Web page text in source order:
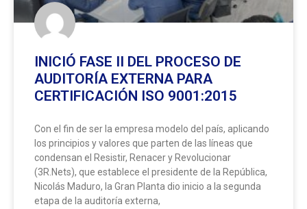
INICIÓ FASE II DEL PROCESO DE
AUDITORÍA EXTERNA PARA
CERTIFICACIÓN ISO 9001:2015
Con el fin de ser la empresa modelo del país, aplicando
los principios y valores que parten de las líneas que
condensan el Resistir, Renacer y Revolucionar
(3R.Nets), que establece el presidente de la República,
Nicolás Maduro, la Gran Planta dio inicio a la segunda
etapa de la auditoría externa,